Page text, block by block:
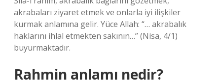
akrabaları ziyaret etmek ve onlarla iyi ilişkiler
kurmak anlamına gelir. Yüce Allah: “… akrabalık
haklarını ihlal etmekten sakının…” (Nisa, 4/1)
buyurmaktadır.
Rahmin anlamı nedir?